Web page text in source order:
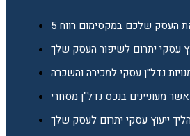
את העסק שלכם במקסימום רווח
עסקי יתרום לשיפור העסק שלך
נדל"ן עסקי למכירה והשכרה
ייעוץ עסקי יתרום לעסק שלך